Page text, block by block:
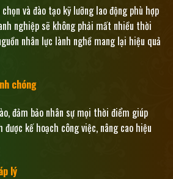
và đào tạo kỹ lưỡng lao động phù hợp
nghiệp sẽ không phải mất nhiều thời
nhân lực lành nghề mang lại hiệu quả
chóng
đảm bảo nhân sự mọi thời điểm giúp
kế hoạch công việc, nâng cao hiệu
lý